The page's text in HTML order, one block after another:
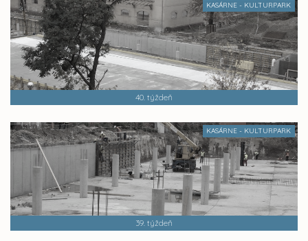
KASÁRNE - KULTURPARK
40. týždeň
KASÁRNE - KULTURPARK
39. týždeň